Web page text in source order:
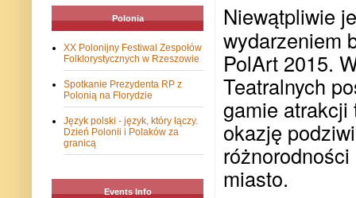
Niewątpliwie
wydarzeniem
PolArt 2015.
Teatralnych
gamie atrakcji
okazję
miasto.
Polonia
XX Polonijny Festiwal Zespołów
Folklorystycznych w Rzeszowie
Spotkanie Prezydenta RP z
Polonią na Florydzie
Język polski - język, który łączy.
Dzień Polonii i Polaków za
granicą
Events Info